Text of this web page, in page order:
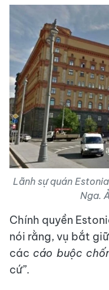
Lãnh sự quán
Nga.
Chính quyền
nói rằng, vụ bắt
các cáo buộc
cứ”.